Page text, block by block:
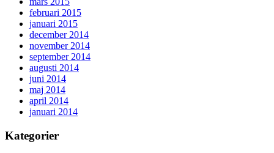
februari 2015
januari 2015
december 2014
november 2014
september 2014
augusti 2014
juni 2014
maj 2014
april 2014
januari 2014
Kategorier